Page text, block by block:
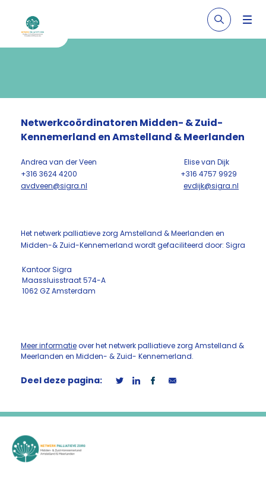
Netwerkcoördinatoren Midden- & Zuid-
Kennemerland en Amstelland & Meerlanden
Andrea van der Veen Elise van Dijk
+316 3624 4200 +316 4757 9929
avdveen@sigra.nl
evdijk@sigra.nl
Het netwerk palliatieve zorg Amstelland & Meerlanden en
Midden-& Zuid-Kennemerland wordt gefaciliteerd door: Sigra
Kantoor Sigra
Maassluisstraat 574-A
1062 GZ Amsterdam
Meer informatieover het netwerk palliatieve zorg Amstelland &
Meerlanden en Midden- & Zuid- Kennemerland.
Deel deze pagina: